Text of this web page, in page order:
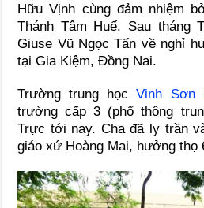
Hữu Vịnh cùng đảm nhiệm
Thánh Tâm Huế. Sau tháng
Giuse Vũ Ngọc Tấn về nghỉ
tại Gia Kiệm, Đồng Nai.
Trường trung họcVinh Sơn
trường cấp 3 (phổ thông
Trực tới nay. Cha đã ly trần
giáo xứ Hoàng Mai, hưởng thọ